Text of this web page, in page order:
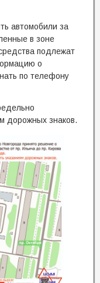
автомобили за
в зоне
подлежат
о
по телефону
дорожных знаков.